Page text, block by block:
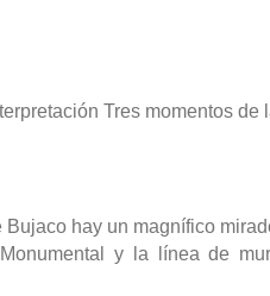
Tres momentos de
hay un magnífico
y la línea de